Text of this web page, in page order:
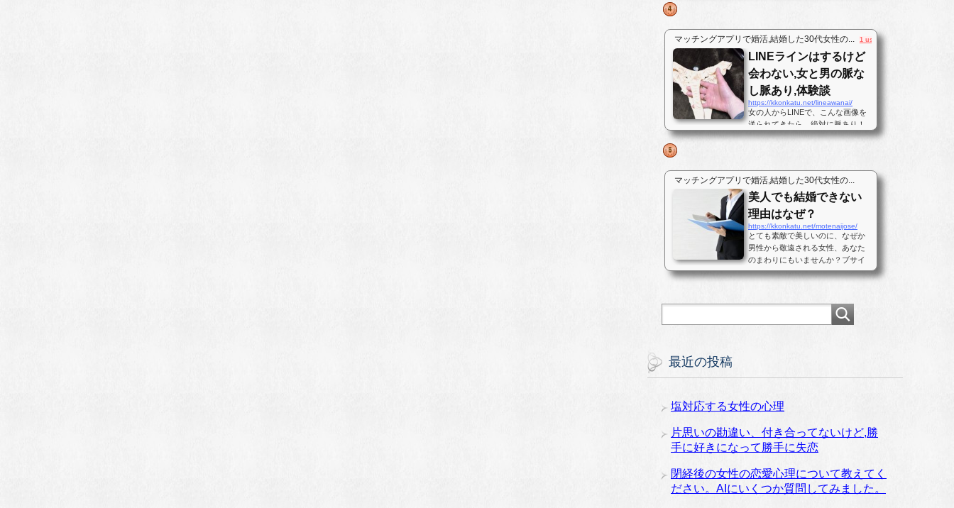
症と言うのもあるのですが、この
歳までなあなあで生きてきてしま
ったので、そろそろ･･･と思いパー
トナ...
マッチングアプリで婚活,結婚した30代女性の... 1 user
LINEラインはするけど
会わない,女と男の脈な
し脈あり,体験談
https://kkonkatu.net/lineawanai/
女の人からLINEで、こんな画像を
送られてきたら、絶対に脈あり！
だと思いませんか？私もこの写真
ません。これは女性から「あなた
とはナイ」と断られた日に送られ
てきた写真です。最後まで結末を
読んで...
マッチングアプリで婚活,結婚した30代女性の...
美人でも結婚できない
理由はなぜ？
https://kkonkatu.net/motenaijose/
とても素敵で美しいのに、なぜか
男性から敬遠される女性、あなた
のまわりにもいませんか？ブサイ
クな顔なのでモテない。男性に人
って来ない女性、あるいは付き合
っても直ぐに男性が逃げ出す女性
最近の投稿
塩対応する女性の心理
片思いの勘違い、付き合ってないけど,勝
手に好きになって勝手に失恋
閉経後の女性の恋愛心理について教えてく
ださい。AIにいくつか質問してみました。